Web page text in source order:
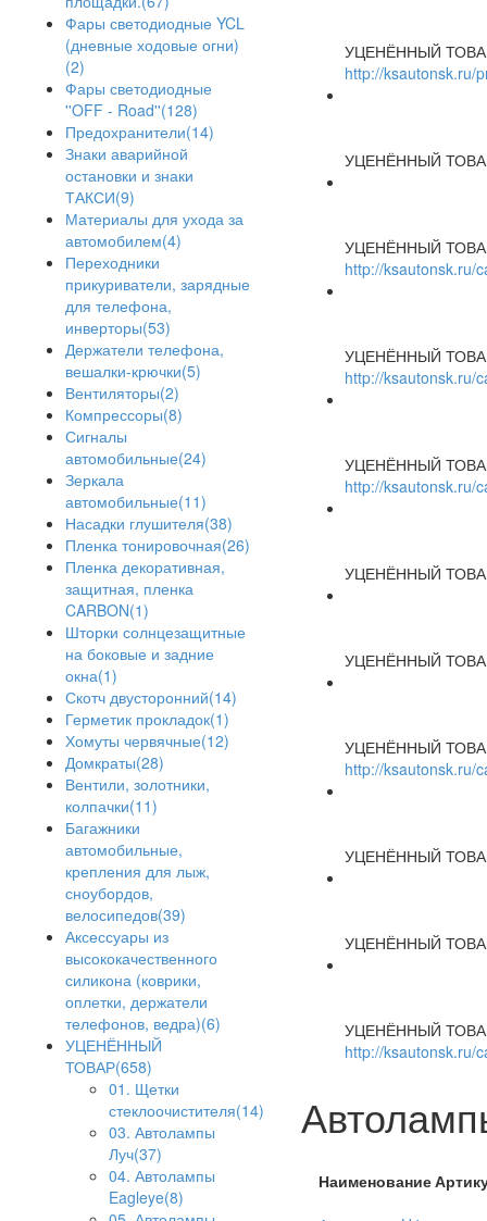
Фары светодиодные YCL
(дневные ходовые огни)
(2)
Фары светодиодные
''OFF - Road''(128)
Предохранители(14)
Знаки аварийной
остановки и знаки
ТАКСИ(9)
Материалы для ухода за
автомобилем(4)
Переходники
прикуриватели, зарядные
для телефона,
инверторы(53)
Держатели телефона,
вешалки-крючки(5)
Вентиляторы(2)
Компрессоры(8)
Сигналы
автомобильные(24)
Зеркала
автомобильные(11)
Насадки глушителя(38)
Пленка тонировочная(26)
Пленка декоративная,
защитная, пленка
CARBON(1)
Шторки солнцезащитные
на боковые и задние
окна(1)
Скотч двусторонний(14)
Герметик прокладок(1)
Хомуты червячные(12)
Домкраты(28)
Вентили, золотники,
колпачки(11)
Багажники
автомобильные,
крепления для лыж,
сноубордов,
велосипедов(39)
Аксессуары из
высококачественного
силикона (коврики,
оплетки, держатели
телефонов, ведра)(6)
УЦЕНЁННЫЙ
ТОВАР(658)
01. Щетки
стеклоочистителя(14)
03. Автолампы
Луч(37)
04. Автолампы
Eagleye(8)
УЦЕНЁННЫЙ
http://ksautonsk.ru/
УЦЕНЁННЫЙ
УЦЕНЁННЫЙ
http://ksautonsk.ru/
УЦЕНЁННЫЙ
http://ksautonsk.ru/
УЦЕНЁННЫЙ
http://ksautonsk.ru/
УЦЕНЁННЫЙ
УЦЕНЁННЫЙ
УЦЕНЁННЫЙ
http://ksautonsk.ru/
УЦЕНЁННЫЙ
УЦЕНЁННЫЙ
УЦЕНЁННЫЙ
http://ksautonsk.ru/
Наименование